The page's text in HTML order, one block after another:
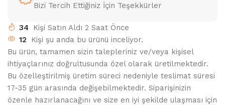
Bizi Tercih Ettiğiniz İçin Teşekkürler
34
Kişi Satın Aldı 2 Saat Önce
12
Kişi şu anda bu ürünü inceliyor.
Bu ürün, tamamen sizin talepleriniz ve/veya kişisel
ihtiyaçlarınız doğrultusunda özel olarak üretilmektedir.
Bu özelleştirilmiş üretim süreci nedeniyle teslimat süresi
17-35 gün arasında değişebilmektedir. Siparişinizin
özenle hazırlanacağını ve size en iyi şekilde ulaşması için